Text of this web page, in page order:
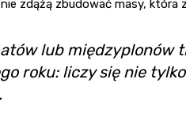
zdążą zbudować masy, która
lub międzyplonów
roku: liczy się nie